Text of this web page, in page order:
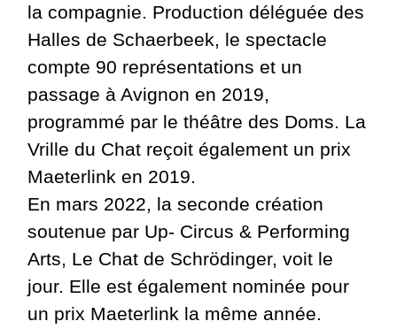
la compagnie. Production déléguée des
Halles de Schaerbeek, le spectacle
compte 90 représentations et un
passage à Avignon en 2019,
programmé par le théâtre des Doms. La
Vrille du Chat reçoit également un prix
Maeterlink en 2019.
En mars 2022, la seconde création
soutenue par Up- Circus & Performing
Arts, Le Chat de Schrödinger, voit le
jour. Elle est également nominée pour
un prix Maeterlink la même année.